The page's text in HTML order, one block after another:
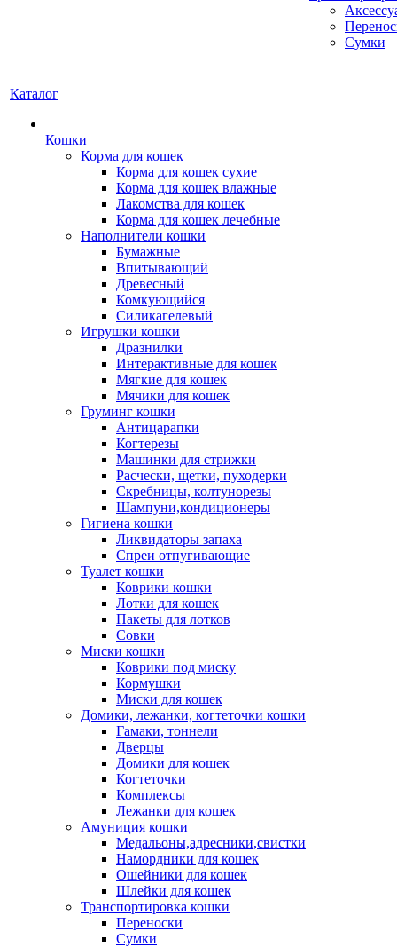
Сумки
Каталог
Кошки
Корма для кошек
Корма для кошек сухие
Корма для кошек влажные
Лакомства для кошек
Корма для кошек лечебные
Наполнители кошки
Бумажные
Впитывающий
Древесный
Комкующийся
Силикагелевый
Игрушки кошки
Дразнилки
Интерактивные для кошек
Мягкие для кошек
Мячики для кошек
Груминг кошки
Антицарапки
Когтерезы
Машинки для стрижки
Расчески, щетки, пуходерки
Скребницы, колтунорезы
Шампуни,кондиционеры
Гигиена кошки
Ликвидаторы запаха
Спреи отпугивающие
Туалет кошки
Коврики кошки
Лотки для кошек
Пакеты для лотков
Совки
Миски кошки
Коврики под миску
Кормушки
Миски для кошек
Домики, лежанки, когтеточки кошки
Гамаки, тоннели
Дверцы
Домики для кошек
Когтеточки
Комплексы
Лежанки для кошек
Амуниция кошки
Медальоны,адресники,свистки
Намордники для кошек
Ошейники для кошек
Шлейки для кошек
Транспортировка кошки
Переноски
Сумки